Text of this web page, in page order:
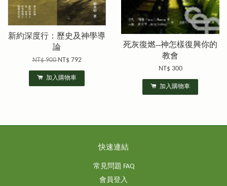
新約深度行：歷史及神學導
論
NT$ 900NT$ 792
加入購物車
死灰復燃--神怎樣復興你的
教會
NT$ 300
加入購物車
快速連結
常見問題 FAQ
會員登入